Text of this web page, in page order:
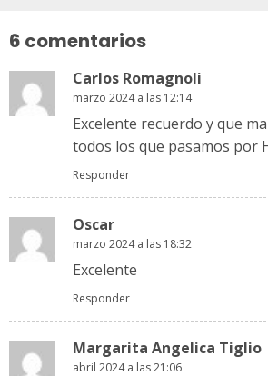
6 comentarios
Carlos Romagnoli
marzo 2024 a las 12:14
Excelente recuerdo y que
todos los que pasamos por
Responder
Oscar
marzo 2024 a las 18:32
Excelente
Responder
Margarita Angelica Tiglio
abril 2024 a las 21:06